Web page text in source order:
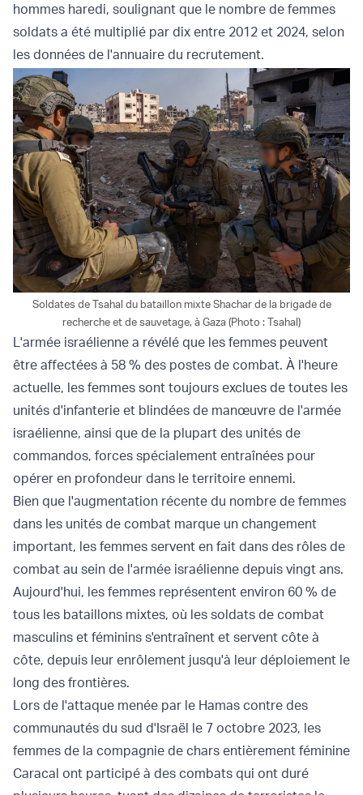
hommes haredi, soulignant que le nombre de femmes
soldats a été multiplié par dix entre 2012 et 2024, selon
les données de l'annuaire du recrutement.
Soldates de Tsahal du bataillon mixte Shachar de la brigade de
recherche et de sauvetage, à Gaza (Photo : Tsahal)
L'armée israélienne a révélé que les femmes peuvent
être affectées à 58 % des postes de combat. À l'heure
actuelle, les femmes sont toujours exclues de toutes les
unités d'infanterie et blindées de manœuvre de l'armée
israélienne, ainsi que de la plupart des unités de
commandos, forces spécialement entraînées pour
opérer en profondeur dans le territoire ennemi.
Bien que l'augmentation récente du nombre de femmes
dans les unités de combat marque un changement
important, les femmes servent en fait dans des rôles de
combat au sein de l'armée israélienne depuis vingt ans.
Aujourd'hui, les femmes représentent environ 60 % de
tous les bataillons mixtes, où les soldats de combat
masculins et féminins s'entraînent et servent côte à
côte, depuis leur enrôlement jusqu'à leur déploiement le
long des frontières.
Lors de l'attaque menée par le Hamas contre des
communautés du sud d'Israël le 7 octobre 2023, les
femmes de la compagnie de chars entièrement féminine
Caracal ont participé à des combats qui ont duré